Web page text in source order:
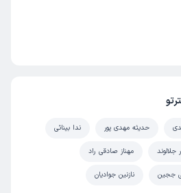
حدیثه مهدی پور ندا بینائی
جلالوند مهناز صادقی راد
ججین نازنین جوادیان